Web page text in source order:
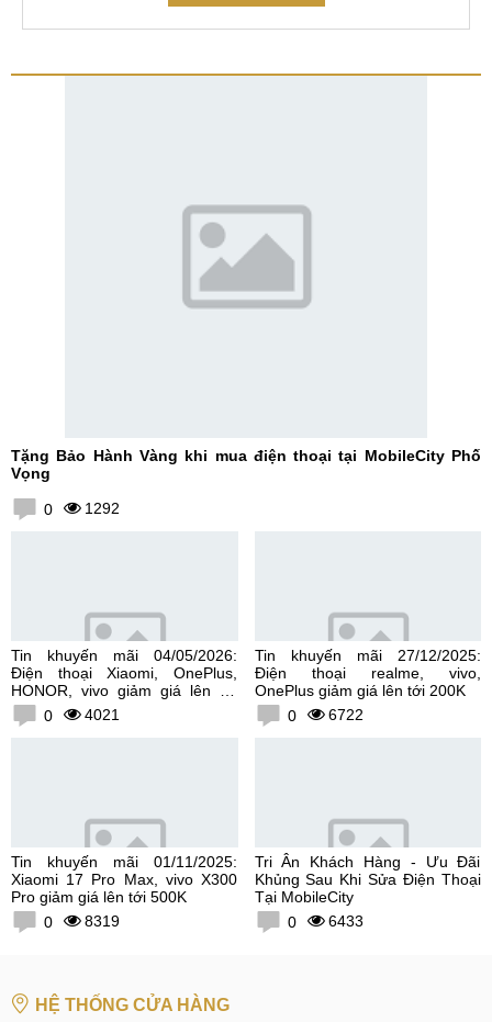
Tặng Bảo Hành Vàng khi mua điện thoại tại MobileCity Phố
Vọng
0 1292
Tin khuyến mãi 04/05/2026:
Điện thoại Xiaomi, OnePlus,
HONOR, vivo giảm giá lên tới
300K0 4021
Tin khuyến mãi 27/12/2025:
Điện thoại realme, vivo,
OnePlus giảm giá lên tới 200K
0
6722
Tin khuyến mãi 01/11/2025:
Xiaomi 17 Pro Max, vivo X300
Pro giảm giá lên tới 500K
0
8319
Tri Ân Khách Hàng - Ưu Đãi
Khủng Sau Khi Sửa Điện Thoại
Tại MobileCity
0
6433
HỆ THỐNG CỬA HÀNG